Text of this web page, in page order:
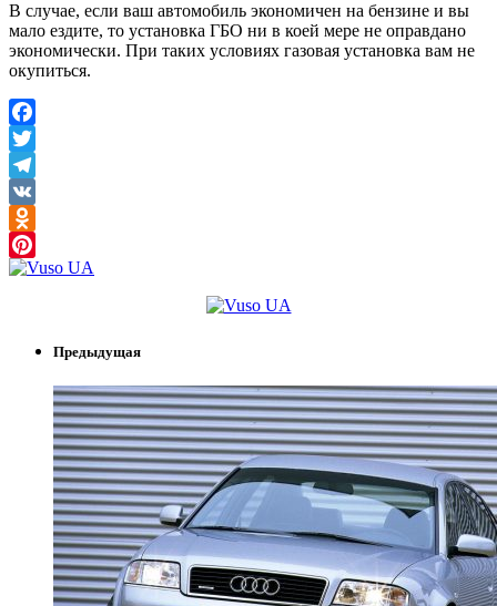
В случае, если ваш автомобиль экономичен на бензине и вы
мало ездите, то установка ГБО ни в коей мере не оправдано
экономически. При таких условиях газовая установка вам не
окупиться.
Facebook
Twitter
Telegram
VK
Odnoklassniki
Pinterest
Предыдущая